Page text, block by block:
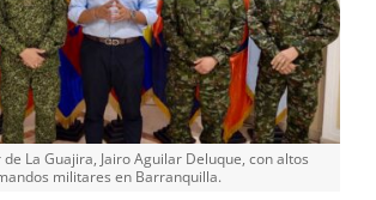
La Guajira, Jairo Aguilar Deluque, con altos
militares en Barranquilla.